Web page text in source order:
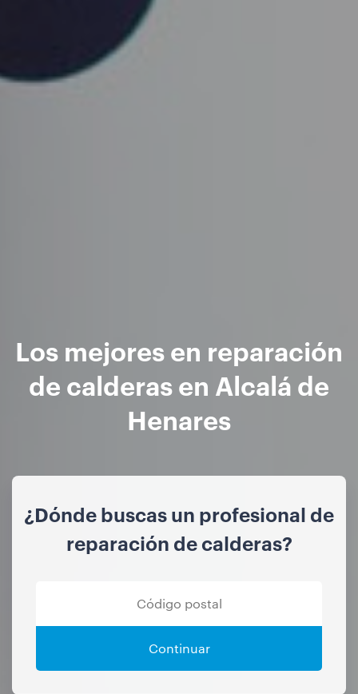
Los mejores en reparación
de calderas en Alcalá de
Henares
¿Dónde buscas un profesional de
reparación de calderas?
Continuar